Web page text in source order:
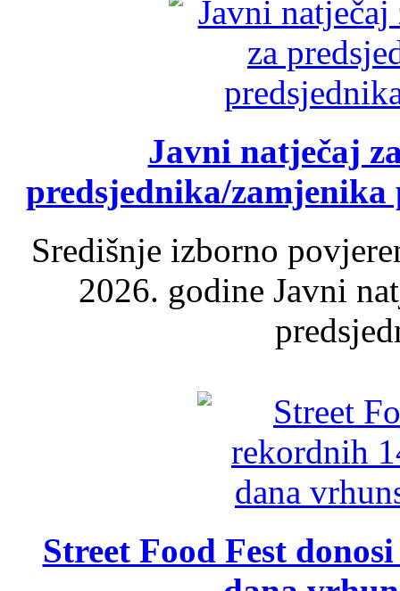
Javni natječaj
predsjednika/
Središnje izborno
2026. godine Javni
Street Food Fest